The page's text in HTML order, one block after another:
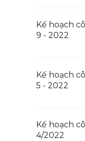
Kế hoạch
9 - 2022
Kế hoạch
5 - 2022
Kế hoạch
4/2022